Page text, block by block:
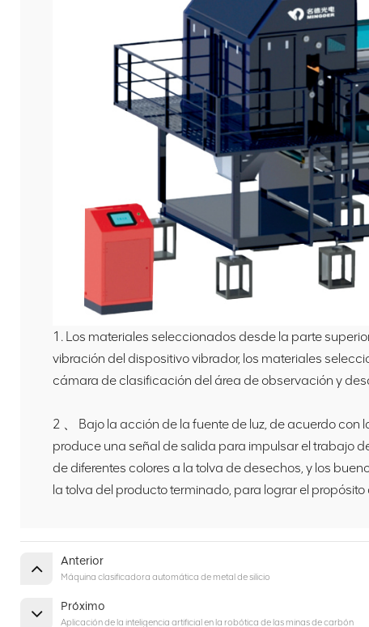
1. Los materiales seleccionados desde la parte
vibración del dispositivo vibrador, los materiales
cámara de clasificación del área de observación y
2 、 Bajo la acción de la fuente de luz, de acuerdo con
produce una señal de salida para impulsar el trabajo
de diferentes colores a la tolva de desechos, y los
la tolva del producto terminado, para lograr el
Anterior
Máquina clasificadora automática de metal de silicio
Próximo
Aplicación de la inteligencia artificial en la robótica de las minas de carbón